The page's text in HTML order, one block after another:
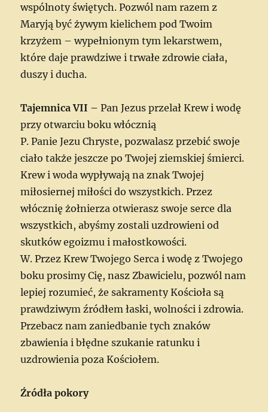
wspólnoty świętych. Pozwól nam razem z
Maryją być żywym kielichem pod Twoim
krzyżem – wypełnionym tym lekarstwem,
które daje prawdziwe i trwałe zdrowie ciała,
duszy i ducha.
Tajemnica VII –Pan Jezus przelał Krew i wodę
przy otwarciu boku włócznią
P. Panie Jezu Chryste, pozwalasz przebić swoje
ciało także jeszcze po Twojej ziemskiej śmierci.
Krew i woda wypływają na znak Twojej
miłosiernej miłości do wszystkich. Przez
włócznię żołnierza otwierasz swoje serce dla
wszystkich, abyśmy zostali uzdrowieni od
skutków egoizmu i małostkowości.
W. Przez Krew Twojego Serca i wodę z Twojego
boku prosimy Cię, nasz Zbawicielu, pozwól nam
lepiej rozumieć, że sakramenty Kościoła są
prawdziwym źródłem łaski, wolności i zdrowia.
Przebacz nam zaniedbanie tych znaków
zbawienia i błędne szukanie ratunku i
uzdrowienia poza Kościołem.
Źródła pokory